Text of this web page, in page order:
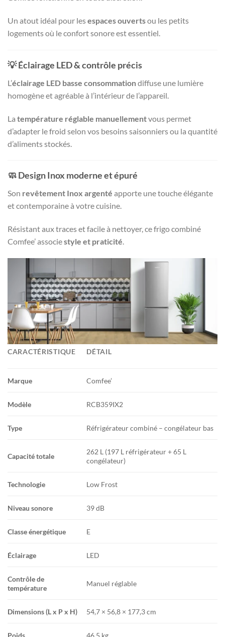
Un atout idéal pour lesespaces ouvertsou les petits
logements où le confort sonore est essentiel.
💡Éclairage LED & contrôle précis
L’éclairage LED basse consommationdiffuse une lumière
homogène et agréable à l’intérieur de l’appareil.
La température réglable manuellementvous permet
d’adapter le froid selon vos besoins saisonniers ou la quantité
d’aliments stockés.
🧼Design Inox moderne et épuré
Son revêtement Inox argenté apporte une touche élégante
et contemporaine à votre cuisine.
Résistant aux traces et facile à nettoyer, ce frigo combiné
Comfee’ associestyle et praticité.
CARACTÉRISTIQUE DÉTAIL
Marque Comfee’
Modèle RCB359IX2
Type Réfrigérateur combiné – congélateur bas
Capacité totale
262 L (197 L réfrigérateur + 65 L
congélateur)
Technologie Low Frost
Niveau sonore 39 dB
Classe énergétique E
Éclairage LED
Contrôle de
température
Manuel réglable
Dimensions (L x P x H) 54,7 × 56,8 × 177,3 cm
Poids 46,5 kg